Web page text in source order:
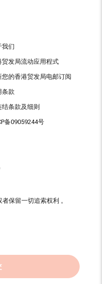
我们
贸发局流动应用程式
您的香港贸发局电邮订阅
条款
结条款及细则
备09059244号
保留一切追索权利 。